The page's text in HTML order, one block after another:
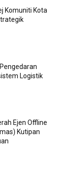
Komuniti Kota
Logistik
Ejen Offline
Kutipan